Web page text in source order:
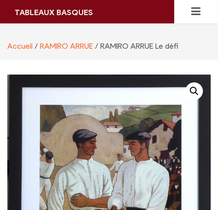
TABLEAUX BASQUES
Accueil / RAMIRO ARRUE / RAMIRO ARRUE Le défi